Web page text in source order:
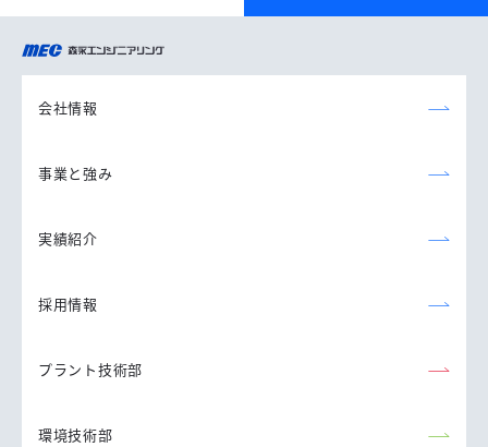
森永エンジニアリング
株式会社
会社情報
事業と強み
実績紹介
採用情報
プラント技術部
環境技術部